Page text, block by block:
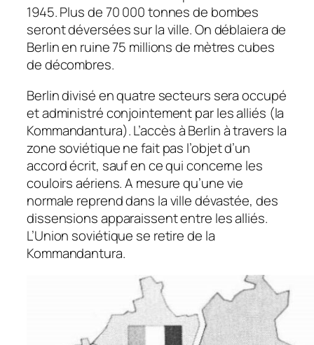
1945. Plus de 70 000 tonnes de bombes
seront déversées sur la ville. On déblaiera de
Berlin en ruine 75 millions de mètres cubes
de décombres.
Berlin divisé en quatre secteurs sera occupé
et administré conjointement par les alliés (la
Kommandantura). L’accès à Berlin à travers la
zone soviétique ne fait pas l’objet d’un
accord écrit, sauf en ce qui concerne les
couloirs aériens. A mesure qu’une vie
normale reprend dans la ville dévastée, des
dissensions apparaissent entre les alliés.
L’Union soviétique se retire de la
Kommandantura.